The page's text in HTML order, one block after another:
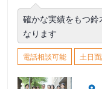
確かな実績をもつ
なります
電話相談可能 土日